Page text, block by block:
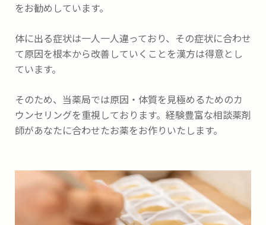
をお勧めしています。
体に出る症状は一人一人違っており、その症状に合わせ
て原因を根本から改善していくことを漢方は得意とし
ています。
そのため、当薬局では原因・体質を見極めるためのカ
ウンセリングを重視しております。経験豊富な相談薬剤
師があなたに合わせたお薬をお作りいたします。